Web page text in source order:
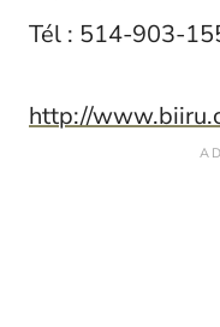
Tél : 514-903-
http://